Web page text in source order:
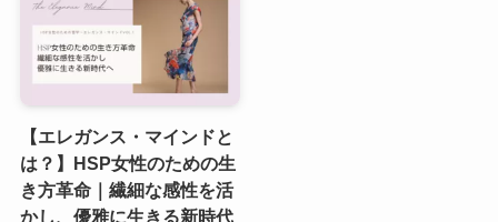
【エレガンス・マインドと
は？】HSP女性のための生
き方革命｜繊細な感性を活
かし、優雅に生きる新時代